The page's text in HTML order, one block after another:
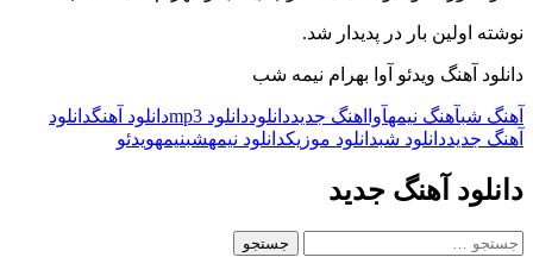
نوشته اولین بار در پدیدار شد.
دانلود آهنگ ویدئو آوا بهرام نیمه شب
آهنگ شبآهنگ نیمهآوا اهنگ جدیددانلوددانلود mp3 دانلود آهنگدانلود
آهنگ جدیددانلود شبدانلود موزیکدانلود نیمهشبنیمهویدئو
دانلود آهنگ جدید
جستجو